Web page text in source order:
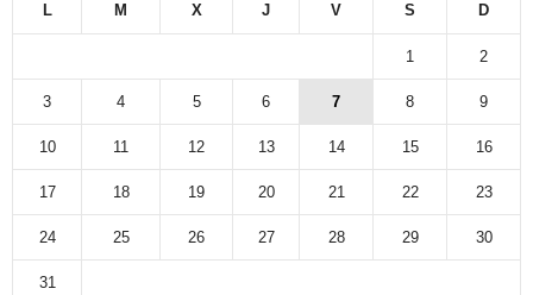
L M X J V S D
1 2
3 4 5 6 7 8 9
10 11 12 13 14 15 16
17 18 19 20 21 22 23
24 25 26 27 28 29 30
31